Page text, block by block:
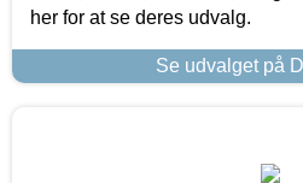
her for at se deres udvalg.
Se udvalget på